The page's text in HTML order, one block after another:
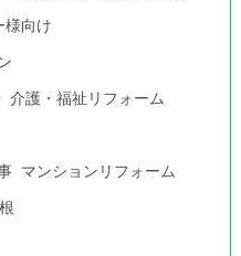
様向け
介護・福祉リフォーム
マンションリフォーム